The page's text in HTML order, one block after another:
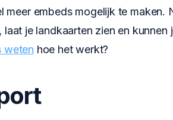
embeds mogelijk te maken.
je landkaarten zien en kunnen
weten hoe het werkt?